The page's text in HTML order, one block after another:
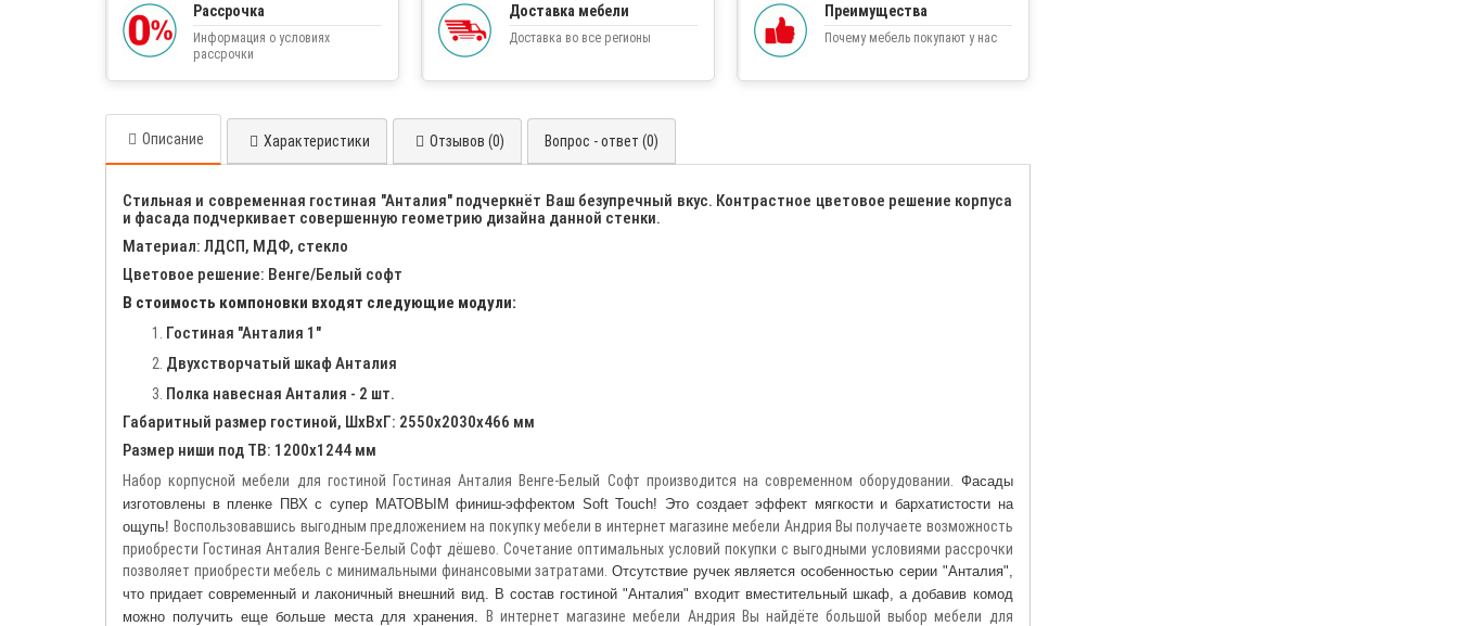
Рассрочка
Информация о условиях
рассрочки
Доставка мебели
Доставка во все регионы
Преимущества
Почему мебель покупают у нас
Описание Характеристики Отзывов (0) Вопрос - ответ (0)
Стильная и современная гостиная "Анталия" подчеркнёт Ваш безупречный вкус. Контрастное цветовое решение корпуса
и фасада подчеркивает совершенную геометрию дизайна данной стенки.
Материал: ЛДСП, МДФ, стекло
Цветовое решение: Венге/Белый софт
В стоимость компоновки входят следующие модули:
Гостиная "Анталия 1"
Двухстворчатый шкаф Анталия
Полка навесная Анталия - 2 шт.
Габаритный размер гостиной, ШхВхГ: 2550х2030х466 мм
Размер ниши под ТВ: 1200х1244 мм
Набор корпусной мебели для гостиной Гостиная Анталия Венге-Белый Софт производится на современном оборудовании. Фасады
изготовлены в пленке ПВХ с супер МАТОВЫМ финиш-эффектом Soft Touch! Это создает эффект мягкости и бархатистости на
ощупь! Воспользовавшись выгодным предложением на покупку мебели в интернет магазине мебели Андрия Вы получаете возможность
приобрести Гостиная Анталия Венге-Белый Софт дёшево. Сочетание оптимальных условий покупки с выгодными условиями рассрочки
позволяет приобрести мебель с минимальными финансовыми затратами. Отсутствие ручек является особенностью серии "Анталия",
что придает современный и лаконичный внешний вид. В состав гостиной "Анталия" входит вместительный шкаф, а добавив комод
можно получить еще больше места для хранения.
В интернет магазине мебели Андрия Вы найдёте большой выбор мебели для